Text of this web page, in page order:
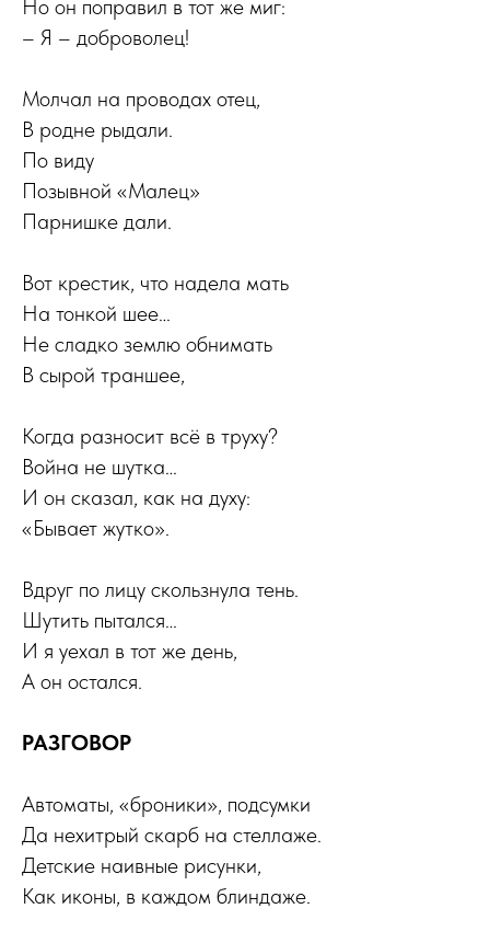
Но он поправил в тот же миг:
– Я – доброволец!
Молчал на проводах отец,
В родне рыдали.
По виду
Позывной «Малец»
Парнишке дали.
Вот крестик, что надела мать
На тонкой шее…
Не сладко землю обнимать
В сырой траншее,
Когда разносит всё в труху?
Война не шутка…
И он сказал, как на духу:
«Бывает жутко».
Вдруг по лицу скользнула тень.
Шутить пытался…
И я уехал в тот же день,
А он остался.
РАЗГОВОР
Автоматы, «броники», подсумки
Да нехитрый скарб на стеллаже.
Детские наивные рисунки,
Как иконы, в каждом блиндаже.